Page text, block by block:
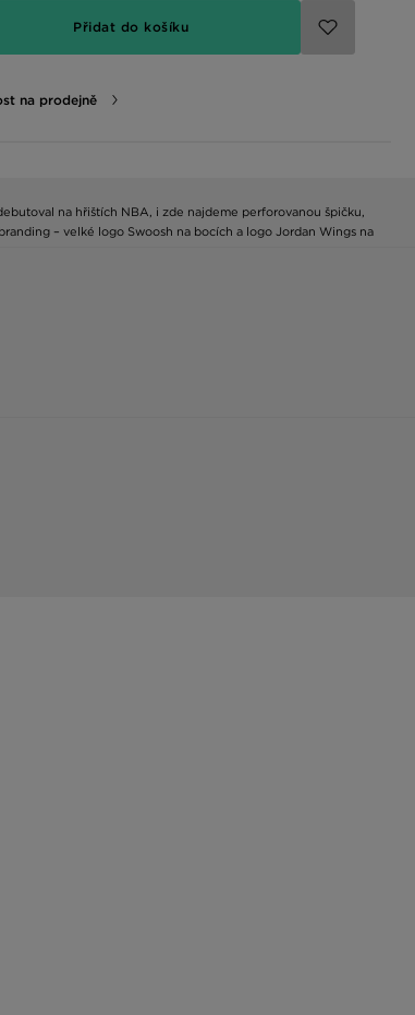
Přidat do košíku
na prodejně
na hřištích NBA, i zde najdeme perforovanou špičku,
– velké logo Swoosh na bocích a logo Jordan Wings na